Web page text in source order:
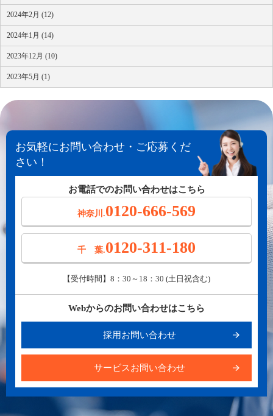
2024年2月 (12)
2024年1月 (14)
2023年12月 (10)
2023年5月 (1)
お気軽にお問い合わせ・ご応募くだ
さい！
お電話でのお問い合わせはこちら
神奈川.0120-666-569
千 葉.0120-311-180
【受付時間】8：30～18：30 (土日祝含む)
Webからのお問い合わせはこちら
採用お問い合わせ
サービスお問い合わせ